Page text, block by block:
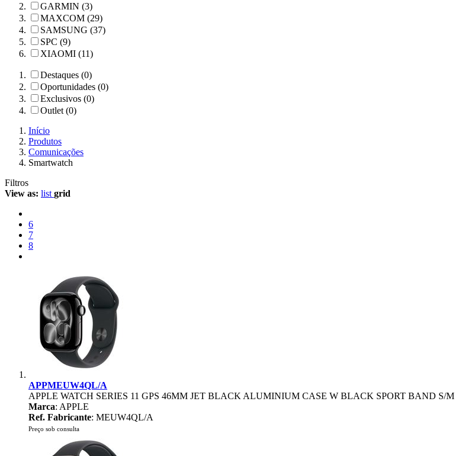
GARMIN (3)
MAXCOM (29)
SAMSUNG (37)
SPC (9)
XIAOMI (11)
Destaques (0)
Oportunidades (0)
Exclusivos (0)
Outlet (0)
Início
Produtos
Comunicações
Smartwatch
Filtros
View as: list grid
6
7
8
APPMEUW4QL/A
APPLE WATCH SERIES 11 GPS 46MM JET BLACK ALUMINIUM CASE W BLACK SPORT BAND S/M
Marca: APPLE
Ref. Fabricante: MEUW4QL/A
Preço sob consulta